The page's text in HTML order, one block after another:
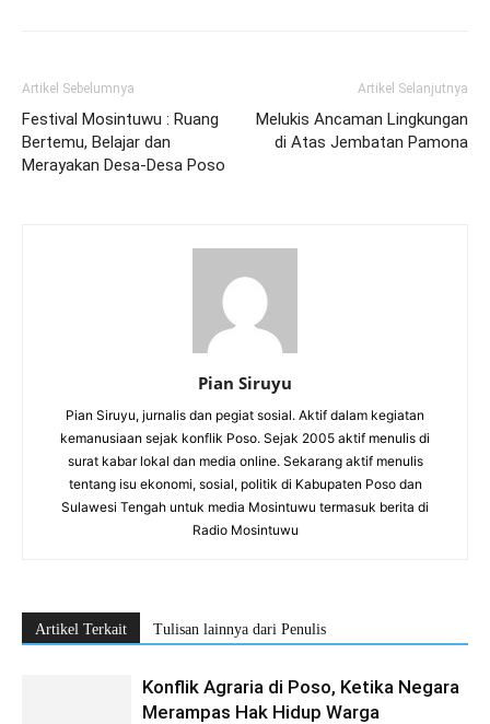
Artikel Sebelumnya
Festival Mosintuwu : Ruang
Bertemu, Belajar dan
Merayakan Desa-Desa Poso
Artikel Selanjutnya
Melukis Ancaman Lingkungan
di Atas Jembatan Pamona
Pian Siruyu
Pian Siruyu, jurnalis dan pegiat sosial. Aktif dalam kegiatan
kemanusiaan sejak konflik Poso. Sejak 2005 aktif menulis di
surat kabar lokal dan media online. Sekarang aktif menulis
tentang isu ekonomi, sosial, politik di Kabupaten Poso dan
Sulawesi Tengah untuk media Mosintuwu termasuk berita di
Radio Mosintuwu
Artikel Terkait Tulisan lainnya dari Penulis
Konflik Agraria di Poso, Ketika Negara
Merampas Hak Hidup Warga